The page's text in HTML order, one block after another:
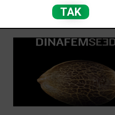
16-11-2020w kategorii:
TAK